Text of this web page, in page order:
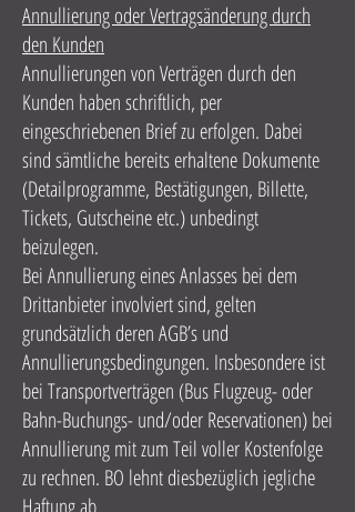
Annullierung oder Vertragsänderung durch
den Kunden
Annullierungen von Verträgen durch den
Kunden haben schriftlich, per
eingeschriebenen Brief zu erfolgen. Dabei
sind sämtliche bereits erhaltene Dokumente
(Detailprogramme, Bestätigungen, Billette,
Tickets, Gutscheine etc.) unbedingt
beizulegen.
Bei Annullierung eines Anlasses bei dem
Drittanbieter involviert sind, gelten
grundsätzlich deren AGB’s und
Annullierungsbedingungen. Insbesondere ist
bei Transportverträgen (Bus Flugzeug- oder
Bahn-Buchungs- und/oder Reservationen) bei
Annullierung mit zum Teil voller Kostenfolge
zu rechnen. BO lehnt diesbezüglich jegliche